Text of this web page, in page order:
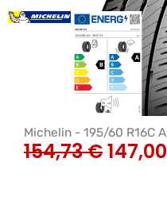
Michelin - 195/60 R16C
154,73€147,00